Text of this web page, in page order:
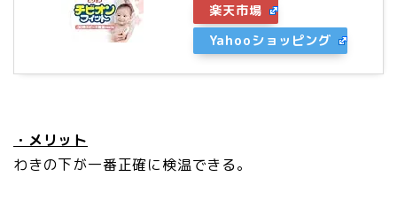
楽天市場
Yahooショッピング
・メリット
わきの下が一番正確に検温できる。